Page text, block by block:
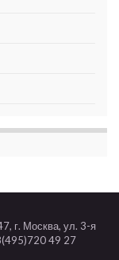
г. Москва, ул. 3-я
49 27